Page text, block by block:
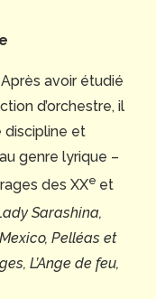
avoir étudié
d’orchestre, il
discipline et
genre lyrique –
des XXe et
Sarashina,
Pelléas et
L’Ange de feu,